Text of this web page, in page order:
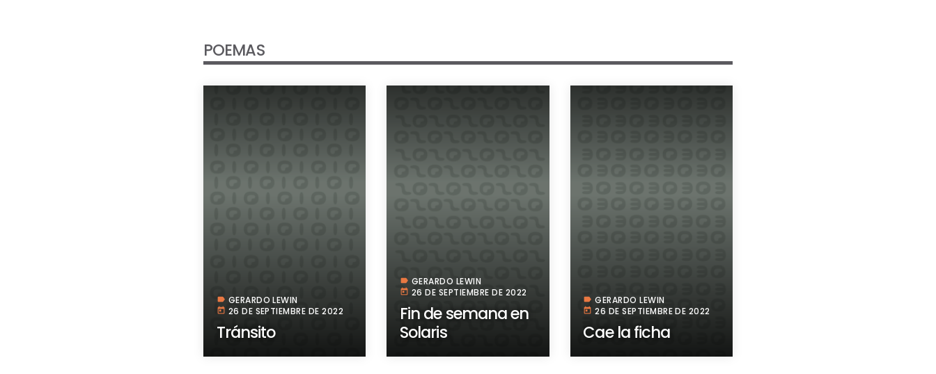
POEMAS
label GERARDO LEWIN
today 26 DE SEPTIEMBRE DE 2022
Tránsito
label GERARDO LEWIN
today 26 DE SEPTIEMBRE DE 2022
Fin de semana en
Solaris
label GERARDO LEWIN
today 26 DE SEPTIEMBRE DE 2022
Cae la ficha